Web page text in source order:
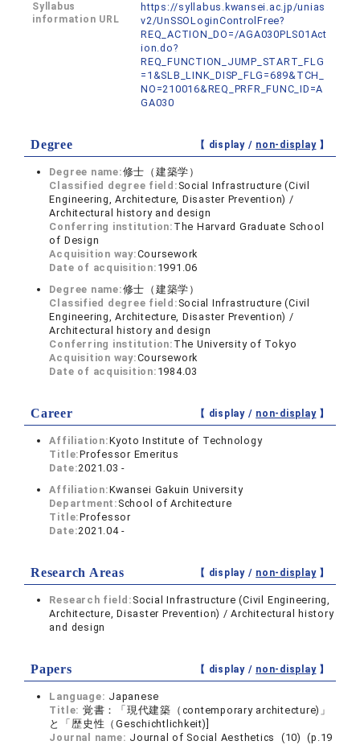
Syllabus
information URL
https://syllabus.kwansei.ac.jp/unias
v2/UnSSOLoginControlFree?
REQ_ACTION_DO=/AGA030PLS01Act
ion.do?
REQ_FUNCTION_JUMP_START_FLG
=1&SLB_LINK_DISP_FLG=689&TCH_
NO=210016&REQ_PRFR_FUNC_ID=A
GA030
Degree 【 display / non-display】
Degree name:修士（建築学）
Classified degree field: Social Infrastructure (Civil
Engineering, Architecture, Disaster Prevention) /
Architectural history and design
Conferring institution: The Harvard Graduate School
of Design
Acquisition way:Coursework
Date of acquisition: 1991.06
Degree name:修士（建築学）
Classified degree field: Social Infrastructure (Civil
Engineering, Architecture, Disaster Prevention) /
Architectural history and design
Conferring institution: The University of Tokyo
Acquisition way:Coursework
Date of acquisition: 1984.03
Career 【 display / non-display】
Affiliation:Kyoto Institute of Technology
Title:Professor Emeritus
Date:2021.03 -
Affiliation:Kwansei Gakuin University
Department: School of Architecture
Title:Professor
Date:2021.04 -
Research Areas 【 display / non-display】
Research field: Social Infrastructure (Civil Engineering,
Architecture, Disaster Prevention) / Architectural history
and design
Papers 【 display / non-display】
Language: Japanese
Title: 覚書：「現代建築（contemporary architecture)」
と「歴史性（Geschichtlichkeit)]
Journal name: Journal of Social Aesthetics (10) (p.19